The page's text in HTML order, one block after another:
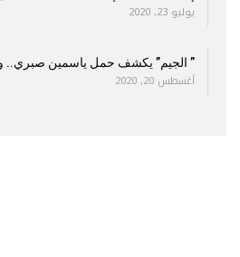
يوليو 23, 2020
” الجيم” يكشف حمل ياسمين صبري..
أغسطس 20, 2020